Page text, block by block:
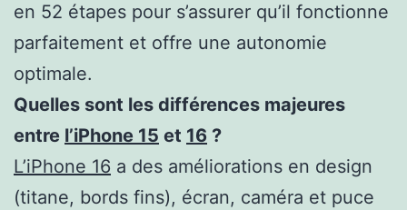
en 52 étapes pour s’assurer qu’il fonctionne
parfaitement et offre une autonomie
optimale.
Quelles sont les différences majeures
entre l’iPhone 15 et 16 ?
L’iPhone 16 a des améliorations en design
(titane, bords fins), écran, caméra et puce